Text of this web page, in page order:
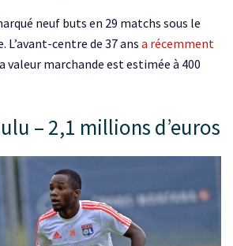
neuf buts en 29 matchs sous le
centre de 37 ans a récemment
valeur marchande est estimée à 400
– 2,1 millions d’euros